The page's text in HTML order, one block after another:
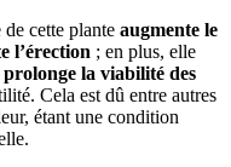
cette plante augmente le
l’érection ; en plus, elle
la viabilité des
Cela est dû entre autres
étant une condition